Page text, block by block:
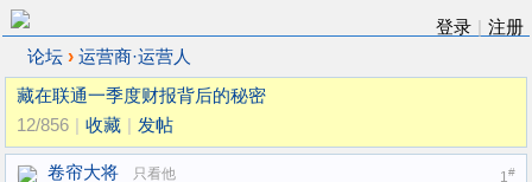
登录
注册
论坛 › 运营商·运营人
藏在联通一季度财报背后的秘密
12/856
收藏 发帖
1#
卷帘大将
只看他